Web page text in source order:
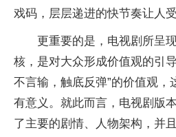
戏码，层层递进的快节奏让人受
更重要的是，电视剧所呈
核，是对大众形成价值观的引
不言输，触底反弹”的价值观，
有意义。就此而言，电视剧版
了主要的剧情、人物架构，并